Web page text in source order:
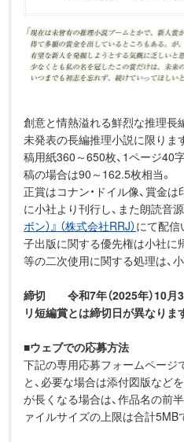
創意と情熱溢れる鮮烈な推理長
未発表の長編推理小説に限りま
稿用紙360～650枚、1ページ40
稿の場合は90～162.5枚相当。
正賞はコナン・ドイル像、賞金
に小社より刊行し、また朗読音
ボン）』 （株式会社RRJ） にて配信
子出版に関する優先権は小社に
等の二次使用に関する処理は、
締切 令和7年（2025年）10月31
リ短編賞とは締切日が異なりま
■ウェブでの応募方法
下記の専用応募フォームページ
と、必要な場合は添付図版など
が長くなる場合は、作品名の前
ァイルサイズの上限は合計5MB